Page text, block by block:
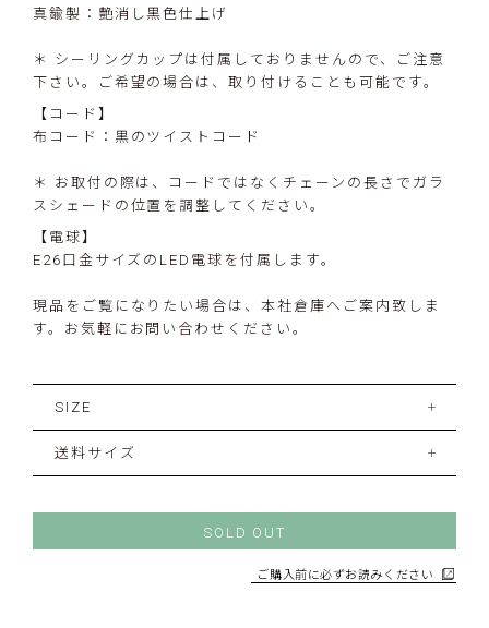
真鍮製：艶消し黒色仕上げ
＊ シーリングカップは付属しておりませんので、ご注意
下さい。ご希望の場合は、取り付けることも可能です。
【コード】
布コード：黒のツイストコード
＊ お取付の際は、コードではなくチェーンの長さでガラ
スシェードの位置を調整してください。
【電球】
E26口金サイズのLED電球を付属します。
現品をご覧になりたい場合は、本社倉庫へご案内致しま
す。お気軽にお問い合わせください。
SIZE
送料サイズ
SOLD OUT
ご購入前に必ずお読みください